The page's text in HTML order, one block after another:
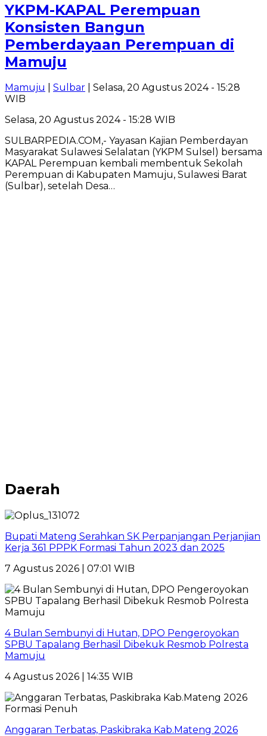
YKPM-KAPAL Perempuan
Konsisten Bangun
Pemberdayaan Perempuan di
Mamuju
Mamuju Sulbar | Selasa, 20 Agustus 2024 - 15:28
WIB
Selasa, 20 Agustus 2024 - 15:28 WIB
SULBARPEDIA.COM,- Yayasan Kajian Pemberdayan
Masyarakat Sulawesi Selalatan (YKPM Sulsel) bersama
KAPAL Perempuan kembali membentuk Sekolah
Perempuan di Kabupaten Mamuju, Sulawesi Barat
(Sulbar), setelah Desa…
Daerah
Bupati Mateng Serahkan SK Perpanjangan Perjanjian
Kerja 361 PPPK Formasi Tahun 2023 dan 2025
7 Agustus 2026 | 07:01 WIB
4 Bulan Sembunyi di Hutan, DPO Pengeroyokan
SPBU Tapalang Berhasil Dibekuk Resmob Polresta
Mamuju
4 Agustus 2026 | 14:35 WIB
Anggaran Terbatas, Paskibraka Kab.Mateng 2026